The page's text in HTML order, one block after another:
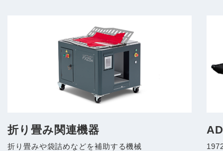
折り畳み関連機器
折り畳みや袋詰めなどを補助する機械